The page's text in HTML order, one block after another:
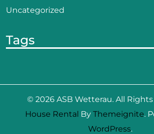
Uncategorized
Tags
© 2026 ASB Wetterau. All
House Rental By Themeignite.
WordPress.